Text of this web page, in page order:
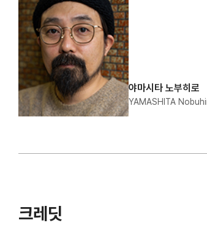
야마시타 노부히로
YAMASHITA
크레딧